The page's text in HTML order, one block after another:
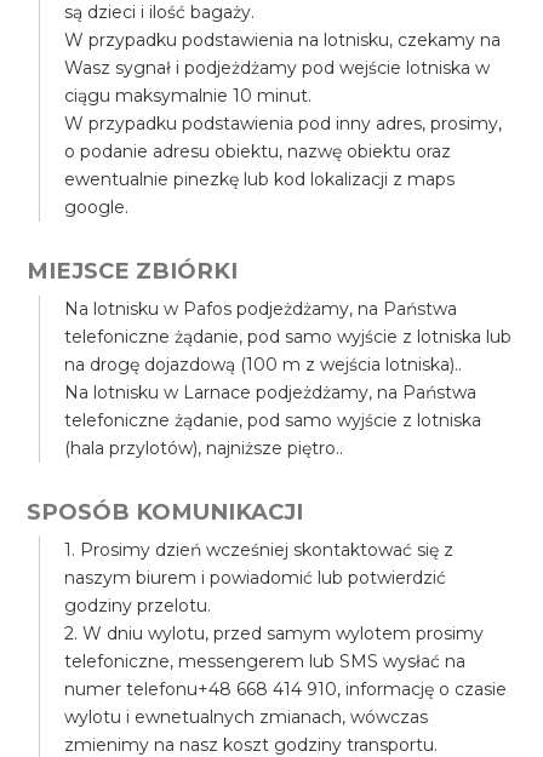
są dzieci i ilość bagaży.
W przypadku podstawienia na lotnisku, czekamy na
Wasz sygnał i podjeżdżamy pod wejście lotniska w
ciągu maksymalnie 10 minut.
W przypadku podstawienia pod inny adres, prosimy,
o podanie adresu obiektu, nazwę obiektu oraz
ewentualnie pinezkę lub kod lokalizacji z maps
google.
MIEJSCE ZBIÓRKI
Na lotnisku w Pafos podjeżdżamy, na Państwa
telefoniczne żądanie, pod samo wyjście z lotniska lub
na drogę dojazdową (100 m z wejścia lotniska)..
Na lotnisku w Larnace podjeżdżamy, na Państwa
telefoniczne żądanie, pod samo wyjście z lotniska
(hala przylotów), najniższe piętro..
SPOSÓB KOMUNIKACJI
1. Prosimy dzień wcześniej skontaktować się z
naszym biurem i powiadomić lub potwierdzić
godziny przelotu.
2. W dniu wylotu, przed samym wylotem prosimy
telefoniczne, messengerem lub SMS wysłać na
numer telefonu+48 668 414 910, informację o czasie
wylotu i ewnetualnych zmianach, wówczas
zmienimy na nasz koszt godziny transportu.